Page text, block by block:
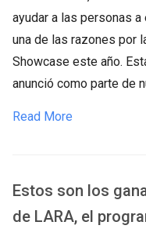
ayudar a las personas
una de las razones por
Showcase este año.
anunció como parte de
Read More
Estos son los
de LARA, el